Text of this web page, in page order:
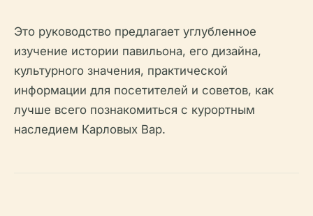
Это руководство предлагает углубленное
изучение истории павильона, его дизайна,
культурного значения, практической
информации для посетителей и советов, как
лучше всего познакомиться с курортным
наследием Карловых Вар.